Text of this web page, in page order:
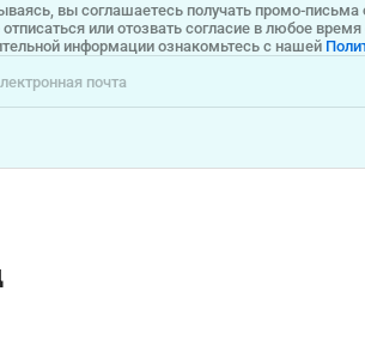
вы соглашаетесь получать промо-
или отозвать согласие в любое
информации ознакомьтесь с нашей